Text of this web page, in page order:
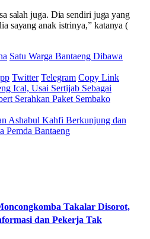
salah juga. Dia sendiri juga yang
sayang anak istrinya,” katanya (
Satu Warga Bantaeng Dibawa
Twitter Telegram Copy Link
Ical, Usai Sertijab Sebagai
Serahkan Paket Sembako
Ashabul Kahfi Berkunjung dan
Pemda Bantaeng
Takalar Disorot,
dan Pekerja Tak